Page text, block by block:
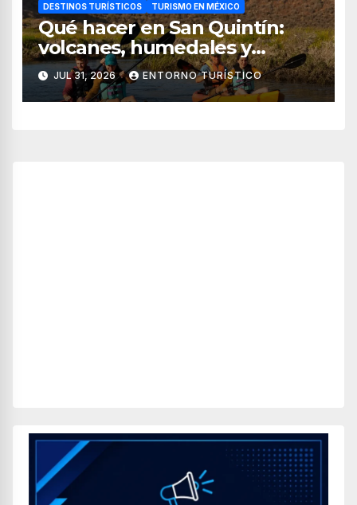
DESTINOS TURÍSTICOS TURISMO EN MÉXICO
Qué hacer en San Quintín:
volcanes, humedales y
sabores del mar
JUL 31, 2026 ENTORNO TURÍSTICO